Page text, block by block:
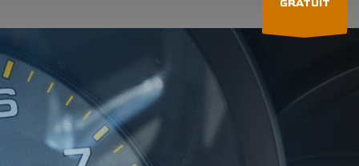
GRATUIT